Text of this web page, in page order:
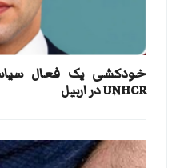
خودکشی یک فعال
UNHCR در اربیل